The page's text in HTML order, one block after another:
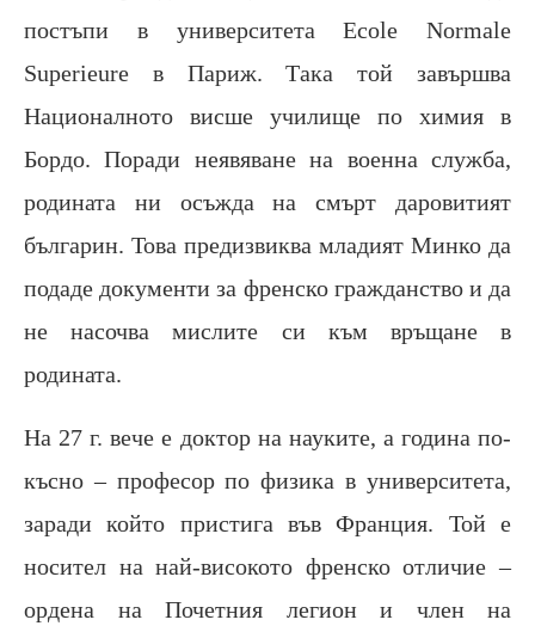
постъпи в университета Ecole Normale
Superieure в Париж. Така той завършва
Националното висше училище по химия в
Бордо. Поради неявяване на военна служба,
родината ни осъжда на смърт даровитият
българин. Това предизвиква младият Минко да
подаде документи за френско гражданство и да
не насочва мислите си към връщане в
родината.
На 27 г. вече е доктор на науките, а година по-
късно – професор по физика в университета,
заради който пристига във Франция. Той е
носител на най-високото френско отличие –
ордена на Почетния легион и член на